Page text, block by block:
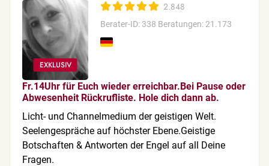
2.848
Berater-ID: 338 Beratungen: 21.173
Fr.14Uhr für Euch wieder erreichbar.Bei Pause oder
Abwesenheit Rückrufliste. Hole dich dann ab.
Licht- und Channelmedium der geistigen Welt.
Seelengespräche auf höchster Ebene.Geistige
Botschaften & Antworten der Engel auf all Deine
Fragen.